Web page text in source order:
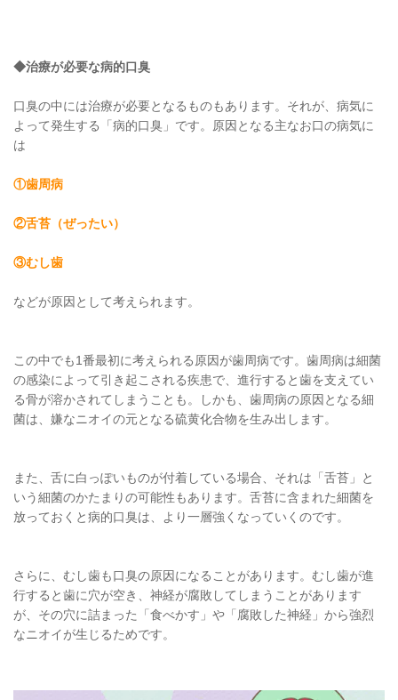
◆治療が必要な病的口臭
口臭の中には治療が必要となるものもあります。それが、病気に
よって発生する「病的口臭」です。原因となる主なお口の病気に
は
①歯周病
②舌苔（ぜったい）
③むし歯
などが原因として考えられます。
この中でも1番最初に考えられる原因が歯周病です。歯周病は細菌
の感染によって引き起こされる疾患で、進行すると歯を支えてい
る骨が溶かされてしまうことも。しかも、歯周病の原因となる細
菌は、嫌なニオイの元となる硫黄化合物を生み出します。
また、舌に白っぽいものが付着している場合、それは「舌苔」と
いう細菌のかたまりの可能性もあります。舌苔に含まれた細菌を
放っておくと病的口臭は、より一層強くなっていくのです。
さらに、むし歯も口臭の原因になることがあります。むし歯が進
行すると歯に穴が空き、神経が腐敗してしまうことがあります
が、その穴に詰まった「食べかす」や「腐敗した神経」から強烈
なニオイが生じるためです。